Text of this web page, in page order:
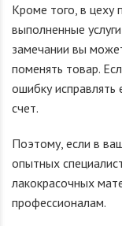
Кроме того, в цеху
выполненные
замечании вы
поменять товар.
ошибку исправлять
счет.
Поэтому, если в
опытных
лакокрасочных
профессионалам.